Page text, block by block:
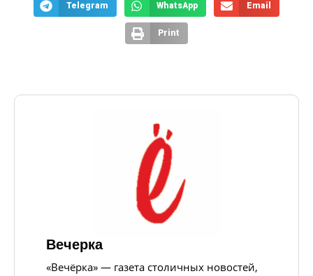
Telegram WhatsApp Email
Print
Вечерка
«Вечёрка» — газета столичных новостей,